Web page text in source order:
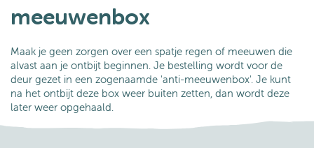
meeuwenbox
Maak je geen zorgen over een spatje regen of meeuwen die
alvast aan je ontbijt beginnen. Je bestelling wordt voor de
deur gezet in een zogenaamde 'anti-meeuwenbox'. Je kunt
na het ontbijt deze box weer buiten zetten, dan wordt deze
later weer opgehaald.